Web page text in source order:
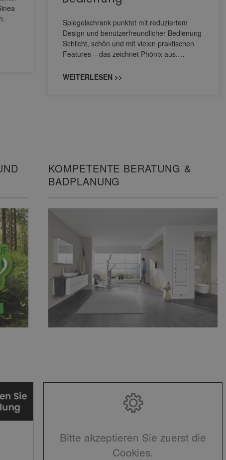
Spiegelschrank punktet mit reduziertem
Design und benutzerfreundlicher Bedienung
Schlicht, schön und mit vielen praktischen
Features – das zeichnet Phönix aus.…
WEITERLESEN >>
KOMPETENTE BERATUNG &
BADPLANUNG
Bitte akzeptieren Sie zuerst die
Cookies.